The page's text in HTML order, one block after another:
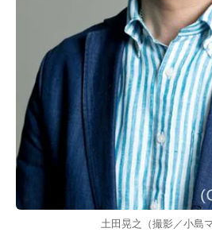
土田晃之（撮影／小島